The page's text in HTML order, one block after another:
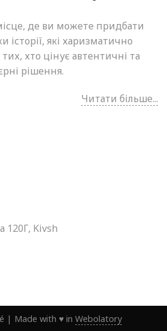
де ви можете придбати
історії, які харизматично
хто цінує автентичні та
рішення.
Читати більше...
120Г, Kivsh
| Made with ♥ in Webolatory